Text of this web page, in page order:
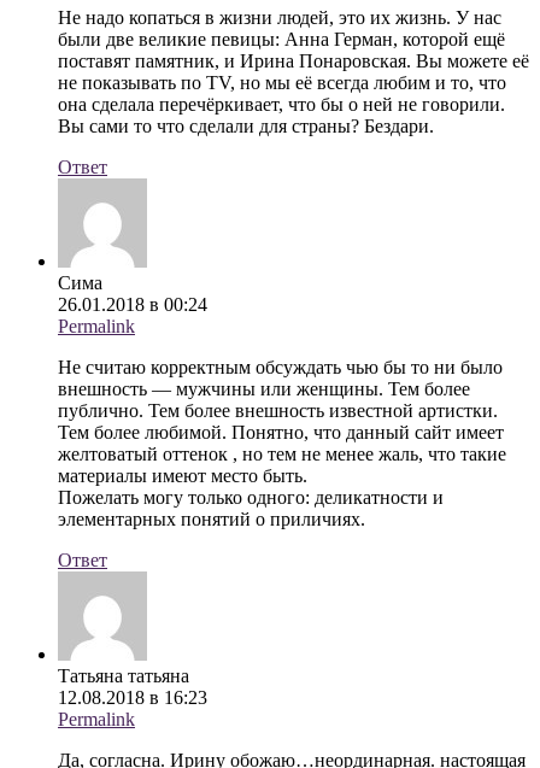
Не надо копаться в жизни людей, это их жизнь. У нас
были две великие певицы: Анна Герман, которой ещё
поставят памятник, и Ирина Понаровская. Вы можете её
не показывать по TV, но мы её всегда любим и то, что
она сделала перечёркивает, что бы о ней не говорили.
Вы сами то что сделали для страны? Бездари.
Ответ
Сима
26.01.2018 в 00:24
Permalink
Не считаю корректным обсуждать чью бы то ни было
внешность — мужчины или женщины. Тем более
публично. Тем более внешность известной артистки.
Тем более любимой. Понятно, что данный сайт имеет
желтоватый оттенок , но тем не менее жаль, что такие
материалы имеют место быть.
Пожелать могу только одного: деликатности и
элементарных понятий о приличиях.
Ответ
Татьяна татьяна
12.08.2018 в 16:23
Permalink
Да, согласна. Ирину обожаю…неординарная. настоящая